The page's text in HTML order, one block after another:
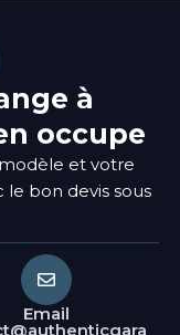
à
occupe
et votre
bon devis sous
Email